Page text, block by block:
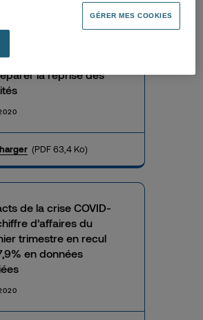
place d’un Prêt
par l’Etat de 500M€
la trésorerie
la reprise des
(PDF 63,4 Ko)
de la crise COVID-
d’affaires du
trimestre en recul
en données
GÉRER MES COOKIES